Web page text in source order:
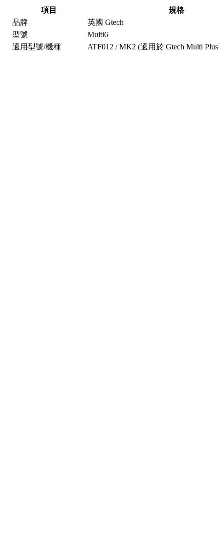
項目
規格
品牌
英國 Gtech
型號
Multi6
適用型號/機種
ATF012 / MK2 (適用於 Gtech Multi